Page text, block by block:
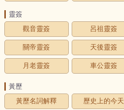
靈簽
觀音靈簽
呂祖靈簽
關帝靈簽 天後靈簽
月老靈簽 車公靈簽
黃歷
黃歷名詞解釋
歷史上的今天